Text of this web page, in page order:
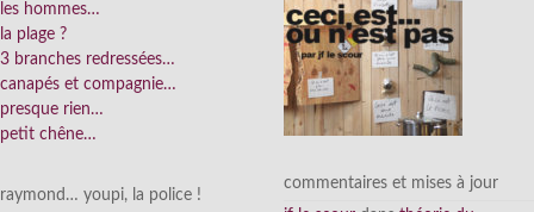
les hommes…
la plage ?
3 branches redressées…
canapés et compagnie…
presque rien…
petit chêne…
raymond… youpi, la police !
commentaires et mises à jour